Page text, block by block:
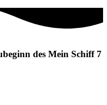
des Mein Schiff 7